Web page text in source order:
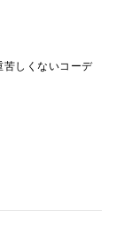
苦しくないコーデ